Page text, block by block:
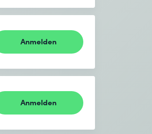
Anmelden
Anmelden